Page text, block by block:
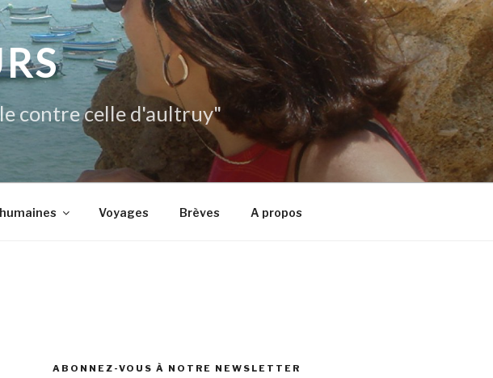
contre celle d'aultruy"
Voyages Brèves A propos
ABONNEZ-VOUS À NOTRE NEWSLETTER